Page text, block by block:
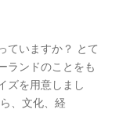
ていますか？ とて
ランドのことをも
ズを用意しまし
、文化、経